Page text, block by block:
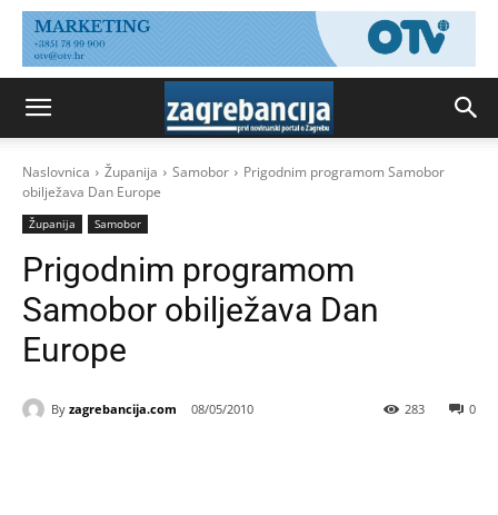
Naslovnica Županija Samobor
Prigodnim programom Samobor
obilježava Dan Europe
Županija Samobor
Prigodnim programom
Samobor obilježava Dan
Europe
By zagrebancija.com 08/05/2010 0
283